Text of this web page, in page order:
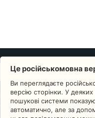
ОБРАТНАЯ СВЯЗЬ
вопрос Статистика
О сервисе
Це російськомовна
Ви переглядаєте
версію сторінки. У
пошукові системи
автоматично, але за